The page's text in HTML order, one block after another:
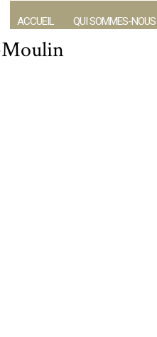
ACCUEIL QUI SOMMES-NOUS